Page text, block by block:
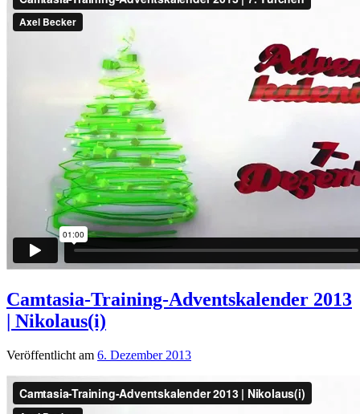
Camtasia-Training-Adventskalender 2013
| Nikolaus(i)
Veröffentlicht am 6. Dezember 2013